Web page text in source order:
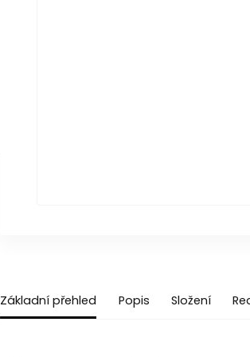
Základní přehled Popis Složení